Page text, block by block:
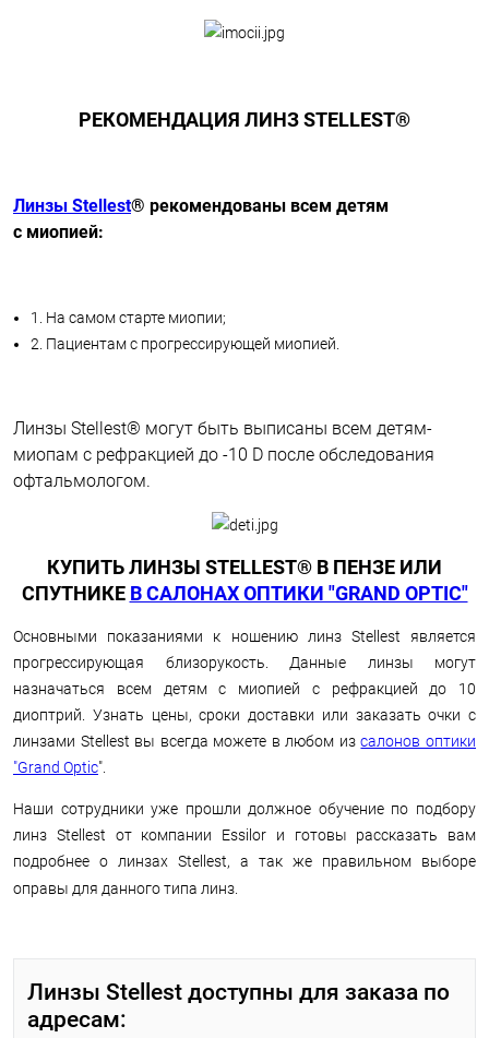
РЕКОМЕНДАЦИЯ ЛИНЗ STELLEST®
Линзы Stellest® рекомендованы всем детям
с миопией:
1. На самом старте миопии;
2. Пациентам с прогрессирующей миопией.
Линзы Stellest® могут быть выписаны всем детям-
миопам с рефракцией до -10 D после обследования
офтальмологом.
КУПИТЬ ЛИНЗЫ STELLEST® В ПЕНЗЕ ИЛИ
СПУТНИКЕ В САЛОНАХ ОПТИКИ "GRAND OPTIC"
Основными показаниями к ношению линз Stellest является
прогрессирующая близорукость. Данные линзы могут
назначаться всем детям с миопией с рефракцией до 10
диоптрий. Узнать цены, сроки доставки или заказать очки с
линзами Stellest вы всегда можете в любом изсалонов оптики
"Grand Optic".
Наши сотрудники уже прошли должное обучение по подбору
линз Stellest от компании Essilor и готовы рассказать вам
подробнее о линзах Stellest, а так же правильном выборе
оправы для данного типа линз.
Линзы Stellest доступны для заказа по
адресам: